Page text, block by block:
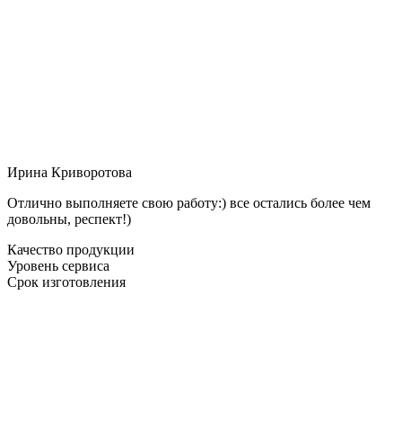
Ирина Криворотова
Отлично выполняете свою работу:) все остались более чем
довольны, респект!)
Качество продукции
Уровень сервиса
Срок изготовления